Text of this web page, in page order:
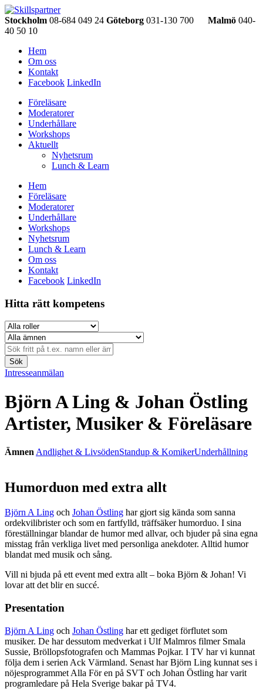
Stockholm 08-684 049 24 Göteborg 031-130 700 Malmö 040-
40 50 10
Hem
Om oss
Kontakt
Facebook LinkedIn
Föreläsare
Moderatorer
Underhållare
Workshops
Aktuellt
Nyhetsrum
Lunch & Learn
Hem
Föreläsare
Moderatorer
Underhållare
Workshops
Nyhetsrum
Lunch & Learn
Om oss
Kontakt
Facebook LinkedIn
Hitta rätt kompetens
Sök
Intresseanmälan
Björn A Ling & Johan Östling
Artister, Musiker & Föreläsare
Ämnen Andlighet & LivsödenStandup & KomikerUnderhållning
Humorduon med extra allt
Björn A Ling och Johan Östling har gjort sig kända som sanna
ordekvilibrister och som en fartfylld, träffsäker humorduo. I sina
föreställningar blandar de humor med allvar, och bjuder på sina egna
misstag från verkliga livet med personliga anekdoter. Alltid humor
blandat med musik och sång.
Vill ni bjuda på ett event med extra allt – boka Björn & Johan! Vi
lovar att det blir en succé.
Presentation
Björn A Ling och Johan Östling har ett gediget förflutet som
musiker. De har dessutom medverkat i Ulf Malmros filmer Smala
Sussie, Bröllopsfotografen och Mammas Pojkar. I TV har vi kunnat
följa dem i serien Ack Värmland. Senast har Björn Ling kunnat ses i
nöjesprogrammet Alla För en på SVT och Johan Östling har varit
programledare på Hela Sverige bakar på TV4.